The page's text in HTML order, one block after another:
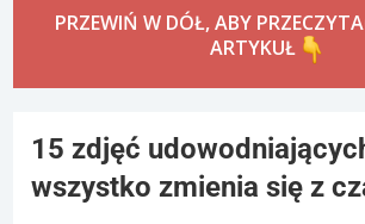
PRZEWIŃ W DÓŁ, ABY
ARTYKUŁ
15 zdjęć
wszystko zmienia się z